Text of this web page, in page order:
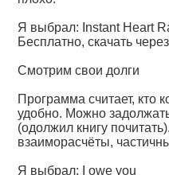
Я выбрал: Instant Heart
Бесплатно, скачать
Смотрим свои долги
Программа считает, кто
удобно. Можно
(одолжил книгу
взаиморасчёты,
Я выбрал: I owe you